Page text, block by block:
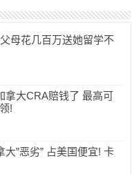
母花几百万送她留学不
拿大CRA赔钱了 最高可
!
”恶劣” 占美国便宜! 卡